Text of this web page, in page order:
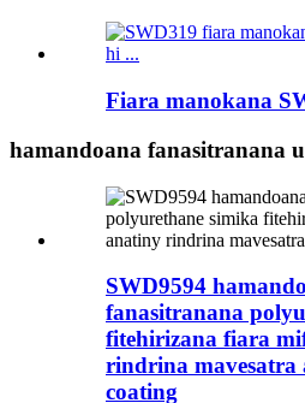
Fiara manokana
hamandoana fanasitranana
SWD9594
fanasitranana
fitehirizana fiara
rindrina mavesatra
coating